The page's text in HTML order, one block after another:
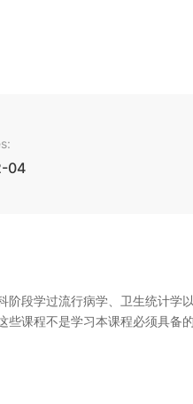
04
阶段学过流行病学、卫生统计学
些课程不是学习本课程必须具备的